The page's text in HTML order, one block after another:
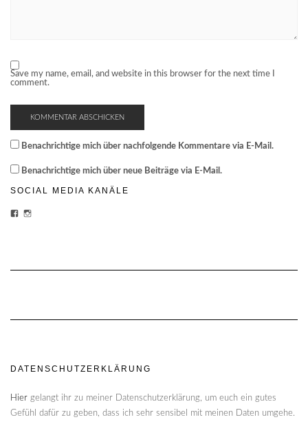
Save my name, email, and website in this browser for the next time I
comment.
Benachrichtige mich über nachfolgende Kommentare via E-Mail.
Benachrichtige mich über neue Beiträge via E-Mail.
SOCIAL MEDIA KANÄLE
PROFIL
FACEBOOK
PROFIL
DATENSCHUTZERKLÄRUNG
Hier gelangt ihr zu meiner Datenschutzerklärung, um euch ein gutes
Gefühl dafür zu geben, dass ich sehr sensibel mit meinen Daten umgehe.